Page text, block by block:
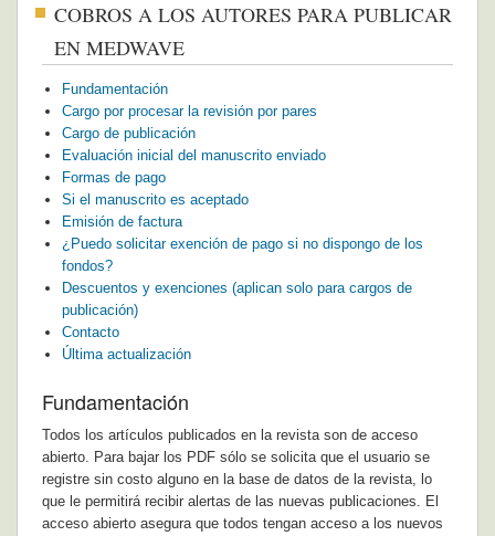
COBROS A LOS AUTORES PARA PUBLICAR
EN MEDWAVE
Fundamentación
Cargo por procesar la revisión por pares
Cargo de publicación
Evaluación inicial del manuscrito enviado
Formas de pago
Si el manuscrito es aceptado
Emisión de factura
¿Puedo solicitar exención de pago si no dispongo de los
fondos?
Descuentos y exenciones (aplican solo para cargos de
publicación)
Contacto
Última actualización
Fundamentación
Todos los artículos publicados en la revista son de acceso
abierto. Para bajar los PDF sólo se solicita que el usuario se
registre sin costo alguno en la base de datos de la revista, lo
que le permitirá recibir alertas de las nuevas publicaciones. El
acceso abierto asegura que todos tengan acceso a los nuevos